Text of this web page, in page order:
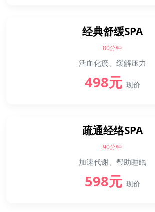
经典舒缓SPA
80分钟
活血化瘀、缓解压力
498元 现价
疏通经络SPA
90分钟
加速代谢、帮助睡眠
598元 现价